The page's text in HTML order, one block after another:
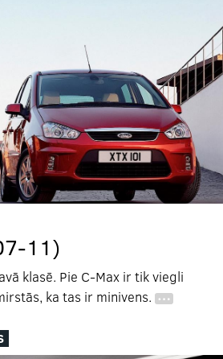
11)
klasē. Pie C-Max ir tik viegli
ka tas ir minivens. …